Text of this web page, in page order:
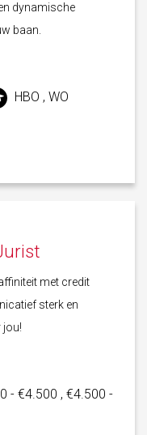
dynamische
baan.
HBO , WO
met credit
sterk en
jou!
- €4.500 , €4.500 -